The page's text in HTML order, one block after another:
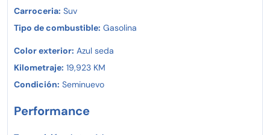
Carroceria: Suv
Tipo de combustible: Gasolina
Color exterior: Azul seda
Kilometraje: 19,923 KM
Condición: Seminuevo
Performance